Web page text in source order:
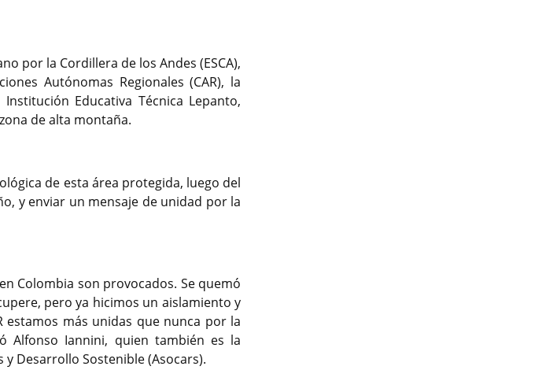
por la Cordillera de los Andes (ESCA),
Autónomas Regionales (CAR), la
Educativa Técnica Lepanto,
de alta montaña.
de esta área protegida, luego del
y enviar un mensaje de unidad por la
Colombia son provocados. Se quemó
pero ya hicimos un aislamiento y
estamos más unidas que nunca por la
Alfonso Iannini, quien también es la
Desarrollo Sostenible (Asocars).